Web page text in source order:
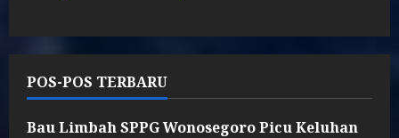
POS-POS TERBARU
Bau Limbah SPPG Wonosegoro Picu Keluhan